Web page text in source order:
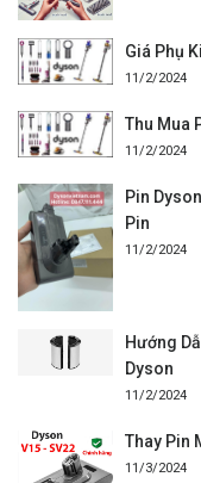
Giá Phụ
11/2/2024
Thu Mua
11/2/2024
Pin
Pin
11/2/2024
Hướng
Dyson
11/2/2024
Thay Pin
11/3/2024